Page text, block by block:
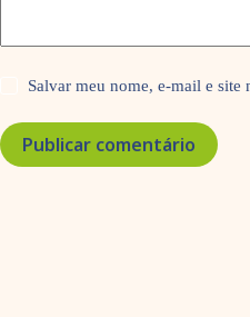
Salvar meu nome, e-mail e site
Publicar comentário